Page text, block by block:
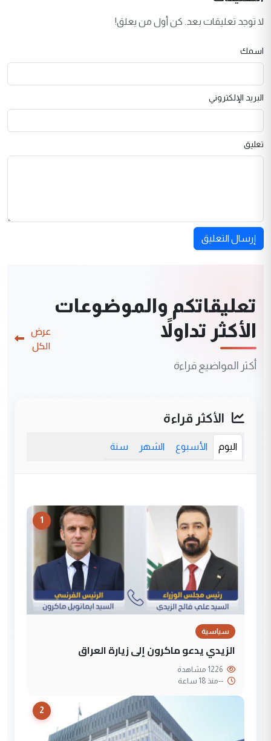
لا توجد تعليقات بعد. كن أول من يعلق!
اسمك
البريد الإلكتروني
تعليق
إرسال التعليق
تعليقاتكم والموضوعات
الأكثر تداولاً
أكثر المواضيع قراءة
عرض
الكل
الأكثر قراءة
اليوم الأسبوع الشهر سنة
1
سياسية
الزيدي يدعو ماكرون إلى زيارة العراق
--منذ 18 ساعة
2